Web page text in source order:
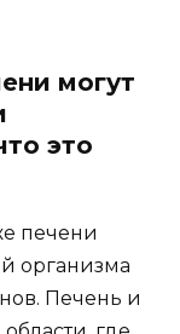
могут
это
печени
организма
Печень и